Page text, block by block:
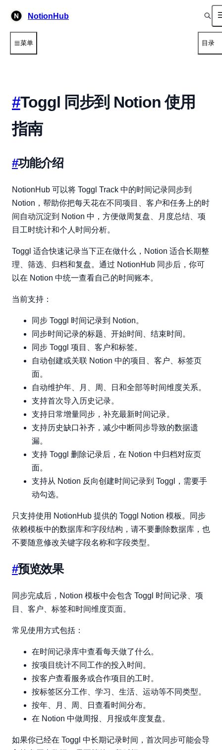
NotionHub
菜单 目录
#Toggl 同步到 Notion 使用
指南
#功能介绍
NotionHub 可以将 Toggl Track 中的时间记录同步到
Notion，帮助你把每天花在不同项目、客户和任务上的时
间自动沉淀到 Notion 中，方便做周复盘、月度总结、项
目工时统计和个人时间分析。
Toggl 适合快速记录当下正在做什么，Notion 适合长期整
理、筛选、归档和复盘。通过 NotionHub 同步后，你可
以在 Notion 中统一查看自己的时间账本。
当前支持：
同步 Toggl 时间记录到 Notion。
同步时间记录的标题、开始时间、结束时间。
同步 Toggl 项目、客户和标签。
自动创建或关联 Notion 中的项目、客户、标签页
面。
自动维护年、月、周、日和全部等时间维度关系。
支持首次导入历史记录。
支持日常增量同步，补充最新时间记录。
支持历史缺口补齐，减少中断同步导致的数据遗
漏。
支持 Toggl 删除记录后，在 Notion 中归档对应页
面。
支持从 Notion 反向创建时间记录到 Toggl，需要手
动勾选。
只支持使用 NotionHub 提供的 Toggl Notion 模板。同步
依赖模板中的数据库和字段结构，请不要删除数据库，也
不要随意修改关键字段名称和字段类型。
#预览效果
同步完成后，Notion 模板中会包含 Toggl 时间记录、项
目、客户、标签和时间维度页面。
常见使用方式包括：
在时间记录库中查看每天做了什么。
按项目统计不同工作的投入时间。
按客户查看服务或合作项目的工时。
按标签区分工作、学习、生活、运动等不同类型。
按年、月、周、日查看时间分布。
在 Notion 中做周报、月报或年度复盘。
如果你已经在 Toggl 中长期记录时间，首次同步可能会导